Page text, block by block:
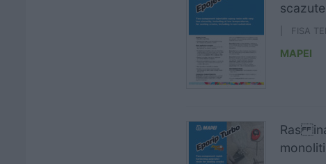
| FISA
MAPEI
Ras